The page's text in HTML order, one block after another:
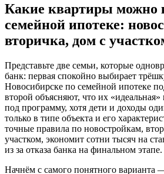
Какие квартиры можно
семейной ипотеке:
вторичка, дом с
Представьте две семьи, которые
банк: первая спокойно выбирает
Новосибирске по семейной ипотеке
второй объясняют, что их
под программу, хотя дети и доходы
только в типе объекта и его
точные правила по новостройкам,
участком, экономит сотни тысяч на
из за отказа банка на финальном этапе.
Начнём с самого понятного варианта